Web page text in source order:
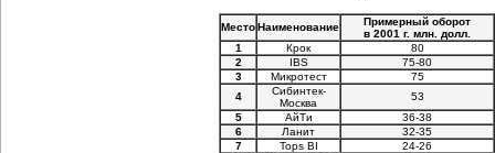
МестоНаименование
Примерный оборот
в 2001 г. млн. долл.
1
Крок
80
2
IBS
75-80
3
Микротест
75
4
Сибинтек-
Москва
53
5
АйТи
36-38
6
Ланит
32-35
7
Tops BI
24-26